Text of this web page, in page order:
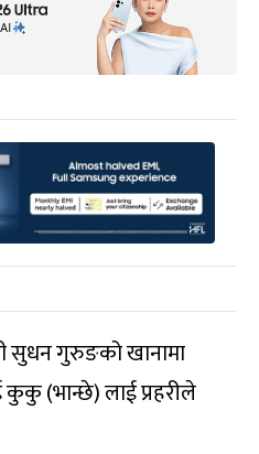
सुधन गुरुङको खानामा
(भान्छे) लाई प्रहरीले